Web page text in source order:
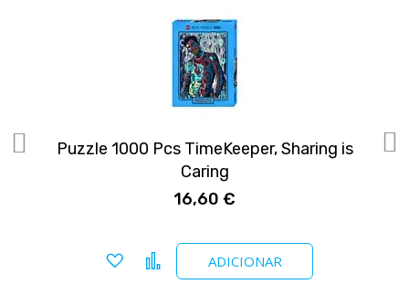
Puzzle 1000 Pcs TimeKeeper, Sharing is
Caring
16,60 €
ADICIONAR
Adicionar a favoritos
Comparar